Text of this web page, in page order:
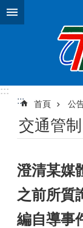
跳到主要內容區塊
:::
:::
首頁 公
交通管
澄清某媒
之前所質
編自導事